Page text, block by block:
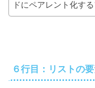
ドにペアレント化する
６行目：リストの